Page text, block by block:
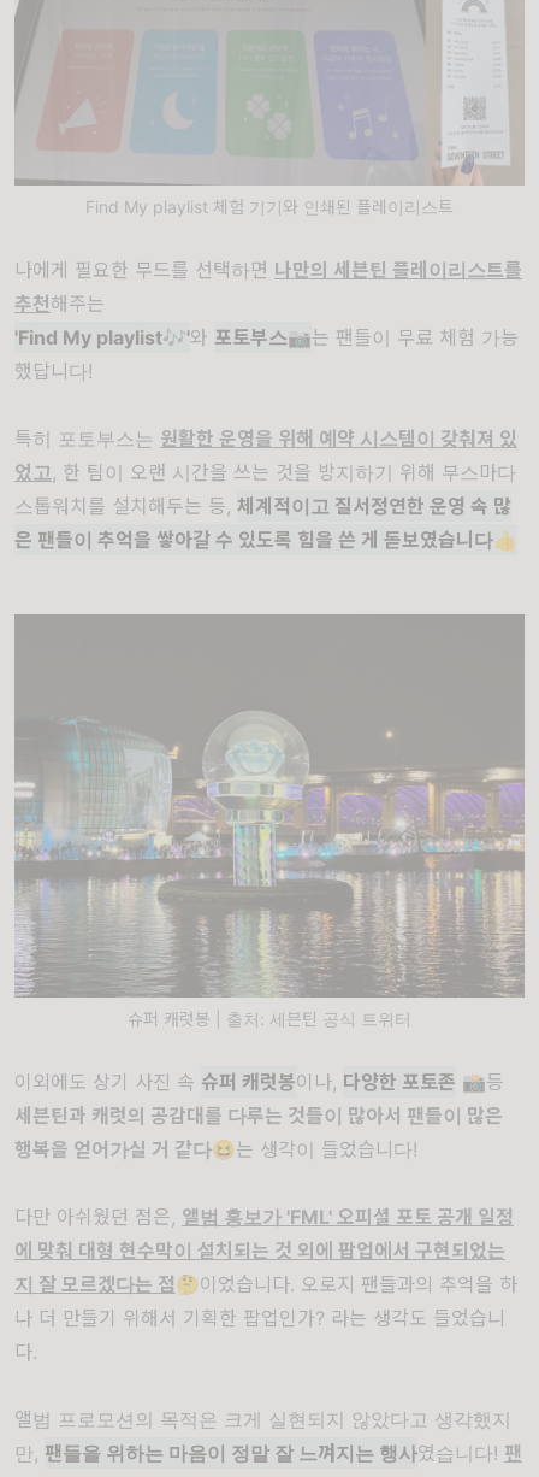
Find My playlist 체험 기기와 인쇄된 플레이리스트
나에게 필요한 무드를 선택하면 나만의 세븐틴 플레이리스트를
추천해주는
'Find My playlist🎶'와 포토부스📷는 팬들이 무료 체험 가능
했답니다!
특히 포토부스는 원활한 운영을 위해 예약 시스템이 갖춰져 있
었고 , 한 팀이 오랜 시간을 쓰는 것을 방지하기 위해 부스마다
스톱워치를 설치해두는 등, 체계적이고 질서정연한 운영 속 많
은 팬들이 추억을 쌓아갈 수 있도록 힘을 쓴 게 돋보였습니다👍
슈퍼 캐럿봉 | 출처: 세븐틴 공식 트위터
이외에도 상기 사진 속 슈퍼 캐럿봉이나, 다양한 포토존 📸등
세븐틴과 캐럿의 공감대를 다루는 것들이 많아서 팬들이 많은
행복을 얻어가실 거 같다😆는 생각이 들었습니다!
다만 아쉬웠던 점은, 앨범 홍보가 'FML' 오피셜 포토 공개 일정
에 맞춰 대형 현수막이 설치되는 것 외에 팝업에서 구현되었는
지 잘 모르겠다는 점🤔이었습니다. 오로지 팬들과의 추억을 하
나 더 만들기 위해서 기획한 팝업인가? 라는 생각도 들었습니
다.
앨범 프로모션의 목적은 크게 실현되지 않았다고 생각했지
만, 팬들을 위하는 마음이 정말 잘 느껴지는 행사였습니다! 팬